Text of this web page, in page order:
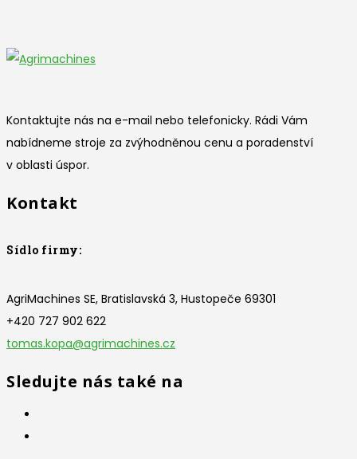
Kontaktujte nás na e-mail nebo telefonicky. Rádi Vám
nabídneme stroje za zvýhodněnou cenu a poradenství
v oblasti úspor.
Kontakt
Sídlo firmy:
AgriMachines SE, Bratislavská 3, Hustopeče 69301
+420 727 902 622
tomas.kopa@agrimachines.cz
Sledujte nás také na